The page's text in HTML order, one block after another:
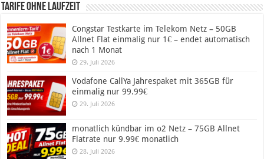
Tarife ohne Laufzeit
Congstar Testkarte im Telekom Netz – 50GB
Allnet Flat einmalig nur 1€ – endet automatisch
nach 1 Monat
29. Juli 2026
Vodafone CallYa Jahrespaket mit 365GB für
einmalig nur 99.99€
29. Juli 2026
monatlich kündbar im o2 Netz – 75GB Allnet
Flatrate nur 9.99€ monatlich
28. Juli 2026